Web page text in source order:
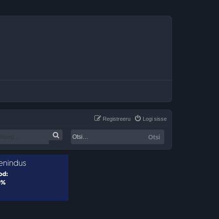
Logi sisse
Registreeru
Otsi